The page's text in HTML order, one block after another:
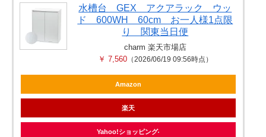
水槽台 GEX アクアラック ウッ
ド 600WH 60cm お一人様1点限
り 関東当日便
charm 楽天市場店
￥ 7,560（2026/06/19 09:56時点）
Amazon
楽天
Yahoo!ショッピング